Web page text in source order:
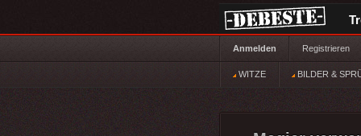
Anmelden Registrieren
WITZE BILDER &